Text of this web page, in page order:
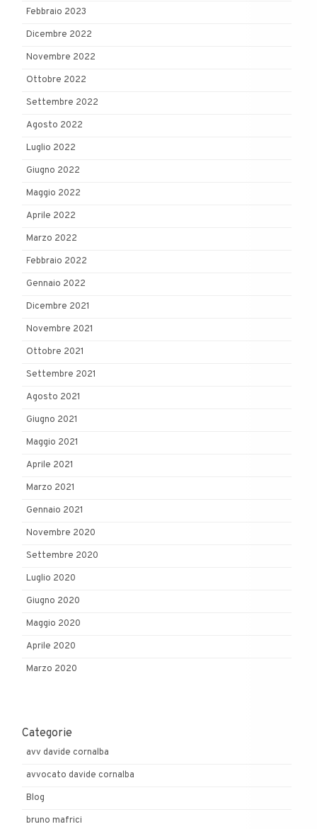
Febbraio 2023
Dicembre 2022
Novembre 2022
Ottobre 2022
Settembre 2022
Agosto 2022
Luglio 2022
Giugno 2022
Maggio 2022
Aprile 2022
Marzo 2022
Febbraio 2022
Gennaio 2022
Dicembre 2021
Novembre 2021
Ottobre 2021
Settembre 2021
Agosto 2021
Giugno 2021
Maggio 2021
Aprile 2021
Marzo 2021
Gennaio 2021
Novembre 2020
Settembre 2020
Luglio 2020
Giugno 2020
Maggio 2020
Aprile 2020
Marzo 2020
Categorie
avv davide cornalba
avvocato davide cornalba
Blog
bruno mafrici